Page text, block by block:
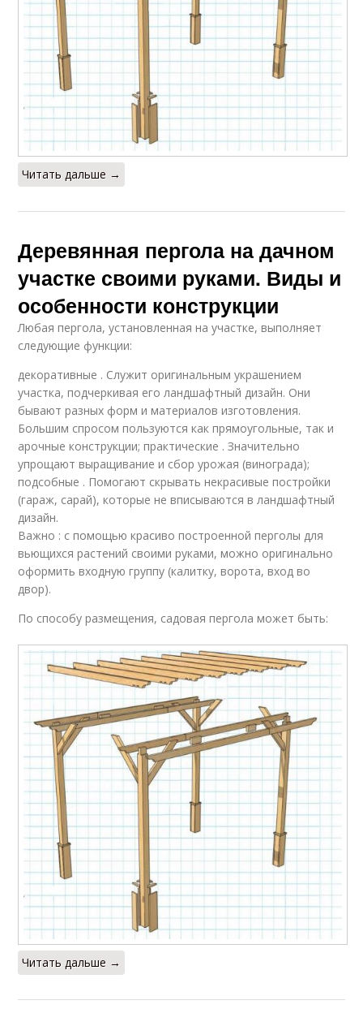
Читать дальше →
Деревянная пергола на дачном
участке своими руками. Виды и
особенности конструкции
Любая пергола, установленная на участке, выполняет
следующие функции:
декоративные . Служит оригинальным украшением
участка, подчеркивая его ландшафтный дизайн. Они
бывают разных форм и материалов изготовления.
Большим спросом пользуются как прямоугольные, так и
арочные конструкции; практические . Значительно
упрощают выращивание и сбор урожая (винограда);
подсобные . Помогают скрывать некрасивые постройки
(гараж, сарай), которые не вписываются в ландшафтный
дизайн.
Важно : с помощью красиво построенной перголы для
вьющихся растений своими руками, можно оригинально
оформить входную группу (калитку, ворота, вход во
двор).
По способу размещения, садовая пергола может быть:
Читать дальше →